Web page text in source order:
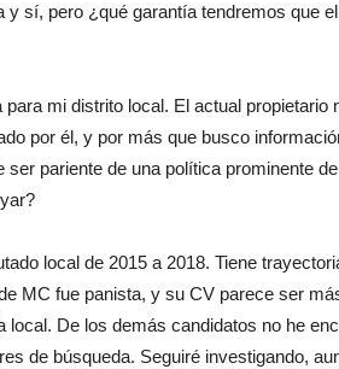
y sí, pero ¿qué garantía tendremos que
mi distrito local. El actual propietario
por él, y por más que busco
ser pariente de una política prominente
local de 2015 a 2018. Tiene
MC fue panista, y su CV parece ser
local. De los demás candidatos no he
de búsqueda. Seguiré investigando,